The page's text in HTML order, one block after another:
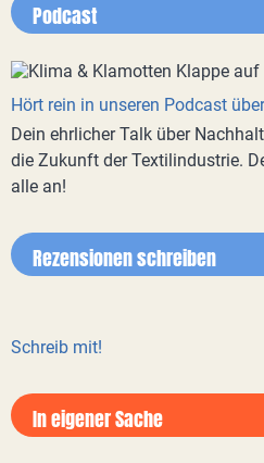
Podcast
Hört rein in unseren Podcast
Dein ehrlicher Talk über
die Zukunft der Textilindustrie.
alle an!
Rezensionen schreiben
Schreib mit!
In eigener Sache